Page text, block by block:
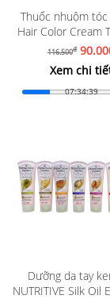
Thuốc nhuộm tóc
Hair Color Cream
116.500đ
Xem chi
07:34:37
Dưỡng da tay
NUTRITIVE Silk Oil